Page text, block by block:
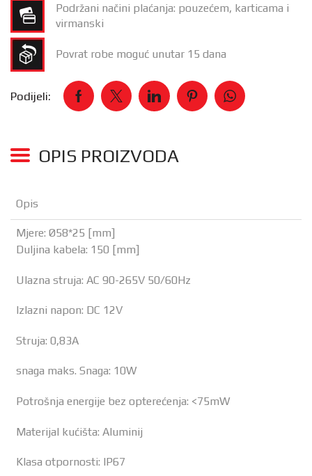
Podržani načini plaćanja: pouzećem, karticama i
virmanski
Povrat robe moguć unutar 15 dana
Podijeli:
OPIS PROIZVODA
Opis
Mjere: Ø58*25 [mm]
Duljina kabela: 150 [mm]
Ulazna struja: AC 90-265V 50/60Hz
Izlazni napon: DC 12V
Struja: 0,83A
snaga maks. Snaga: 10W
Potrošnja energije bez opterećenja: <75mW
Materijal kućišta: Aluminij
Klasa otpornosti: IP67